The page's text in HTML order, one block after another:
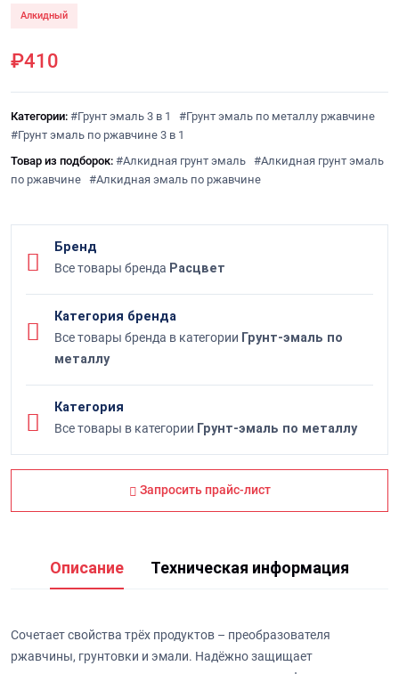
Алкидный
₽410
Категории: #Грунт эмаль 3 в 1
#Грунт эмаль по металлу ржавчине
#Грунт эмаль по ржавчине 3 в 1
Товар из подборок: #Алкидная грунт эмаль #Алкидная грунт эмаль
по ржавчине #Алкидная эмаль по ржавчине
Бренд
Все товары бренда Расцвет
Категория бренда
Все товары бренда в категории Грунт-эмаль по
металлу
Категория
Все товары в категории Грунт-эмаль по металлу
Запросить прайс-лист
Описание Техническая информация
Сочетает свойства трёх продуктов – преобразователя
ржавчины, грунтовки и эмали. Надёжно защищает